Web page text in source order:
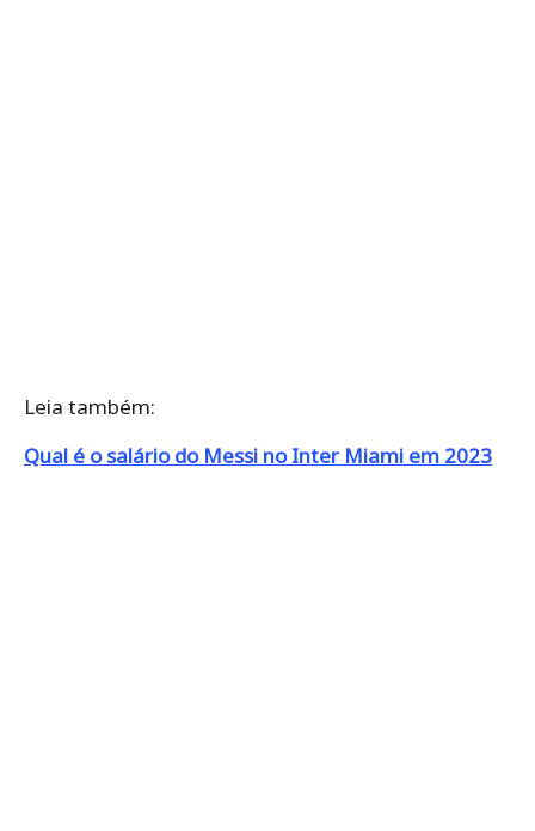
Leia também:
Qual é o salário do Messi no Inter Miami em 2023